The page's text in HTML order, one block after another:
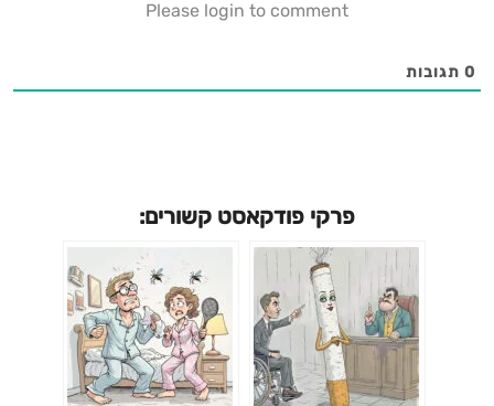
Please login to comment
0 תגובות
פרקי פודקאסט קשורים: